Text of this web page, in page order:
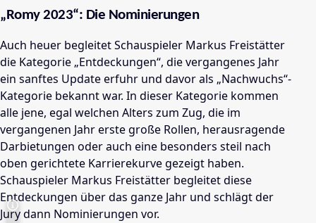
„Romy 2023“: Die Nominierungen
Auch heuer begleitet Schauspieler Markus Freistätter
die Kategorie „Entdeckungen“, die vergangenes Jahr
ein sanftes Update erfuhr und davor als „Nachwuchs“-
Kategorie bekannt war. In dieser Kategorie kommen
alle jene, egal welchen Alters zum Zug, die im
vergangenen Jahr erste große Rollen, herausragende
Darbietungen oder auch eine besonders steil nach
oben gerichtete Karrierekurve gezeigt haben.
Schauspieler Markus Freistätter begleitet diese
Entdeckungen über das ganze Jahr und schlägt der
Jury dann Nominierungen vor.